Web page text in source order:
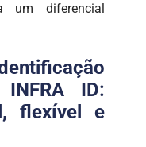
diferencial
ID:
flexível e